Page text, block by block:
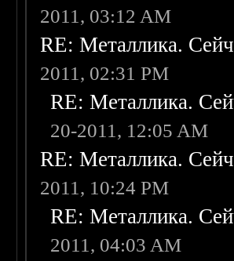
2011, 03:12 AM
RE: Металлика.
2011, 02:31 PM
RE: Металлика.
20-2011, 12:05 AM
RE: Металлика.
2011, 10:24 PM
RE: Металлика.
2011, 04:03 AM